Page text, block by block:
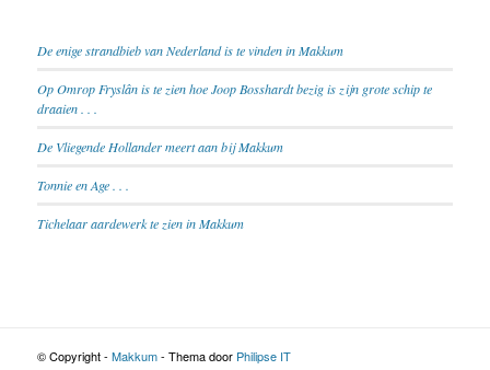
De enige strandbieb van Nederland is te vinden in Makkum
Op Omrop Fryslân is te zien hoe Joop Bosshardt bezig is zijn grote schip te
draaien . . .
De Vliegende Hollander meert aan bij Makkum
Tonnie en Age . . .
Tichelaar aardewerk te zien in Makkum
© Copyright - Makkum- Thema door Philipse IT